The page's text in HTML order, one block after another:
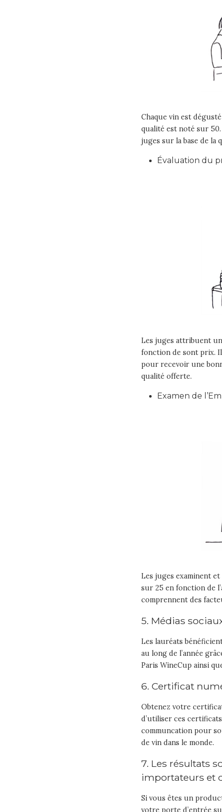
Chaque vin est
qualité est noté sur 50.
juges sur la base de la
Évaluation du
Les juges attribuent
fonction de sont prix. Il
pour recevoir une
qualité offerte.
Examen de
Les juges examinent
sur 25 en fonction de
comprennent des
5. Médias
Les lauréats
au long de l’année
Paris WineCup ainsi
6. Certificat
Obtenez votre
d’utiliser ces
communcation pour
de vin dans le monde.
7. Les résultats
importateurs et
Si vous êtes un
votre porte d’entrée